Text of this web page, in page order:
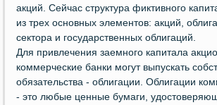
акций. Сейчас структура фиктивного
из трех основных элементов: акций,
сектора и государственных облигаций.
Для привлечения заемного капитала
коммерческие банки могут выпускать
обязательства - облигации. Облигации
- это любые ценные бумаги,